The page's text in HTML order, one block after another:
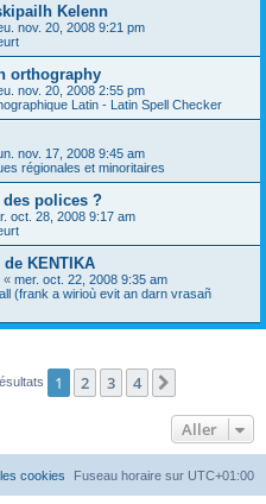
Kelenn
nov. 20, 2008 9:21 pm
orthography
nov. 20, 2008 2:55 pm
Latin - Latin Spell Checker
nov. 17, 2008 9:45 am
régionales et minoritaires
polices ?
oct. 28, 2008 9:17 am
KENTIKA
« mer. oct. 22, 2008 9:35 am
(frank a wirioù evit an darn vrasañ
1 2 3 4
Aller
Fuseau horaire sur UTC+01:00
cookies